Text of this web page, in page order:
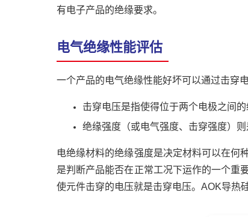
有电子产品的绝缘要求。
电气绝缘性能评估
一个产品的电气绝缘性能好坏可以通过击穿
击穿电压是指使得位于两个电极之间
绝缘强度（或电气强度、击穿强度）
电绝缘材料的绝缘强度是决定材料可以在何
是判断产品能否在正常工况下运作的一个重
使元件击穿的电压就是击穿电压。AOK导热